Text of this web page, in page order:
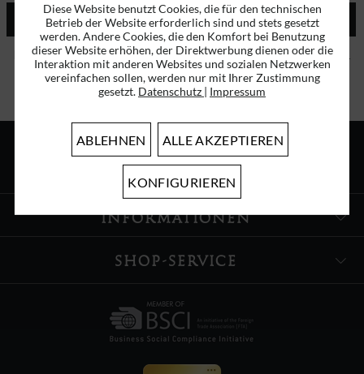
ABSENDEN
Ich habe dieDatenschutzbestimmungenzur Kenntnis genommen.
ÜBER UNS
INFORMATIONEN
SHOP-SERVICE
Diese Website benutzt Cookies, die für den technischen
Betrieb der Website erforderlich sind und stets gesetzt
werden. Andere Cookies, die den Komfort bei Benutzung
dieser Website erhöhen, der Direktwerbung dienen oder die
Interaktion mit anderen Websites und sozialen Netzwerken
vereinfachen sollen, werden nur mit Ihrer Zustimmung
gesetzt. Datenschutz | Impressum
ABLEHNEN ALLE AKZEPTIEREN
KONFIGURIEREN